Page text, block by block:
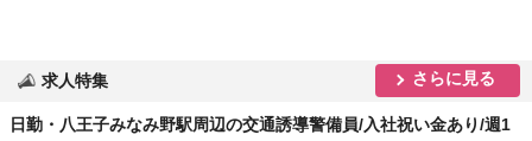
求人特集 さらに見る
日勤・八王子みなみ野駅周辺の交通誘導警備員/入社祝い金あり/週1